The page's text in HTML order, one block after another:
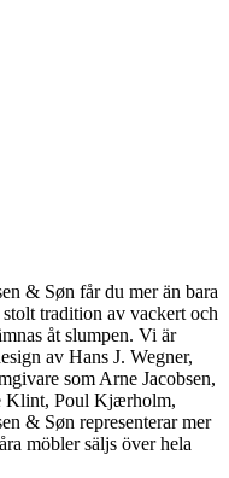
& Søn får du mer än bara
tradition av vackert och
åt slumpen. Vi är
av Hans J. Wegner,
som Arne Jacobsen,
Klint, Poul Kjærholm,
& Søn representerar mer
möbler säljs över hela